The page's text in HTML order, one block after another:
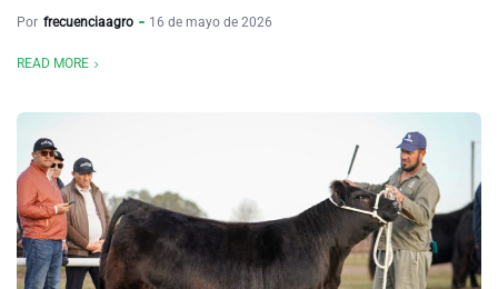
Por frecuenciaagro 16 de mayo de 2026
READ MORE